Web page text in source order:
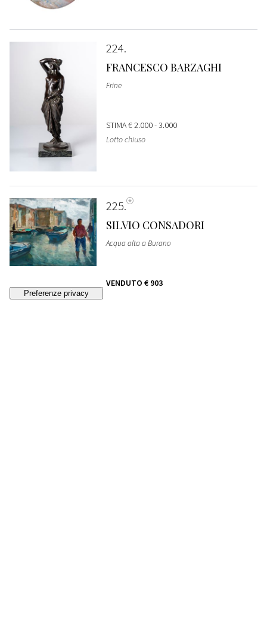
224
FRANCESCO BARZAGHI
Frine
STIMA€ 2.000 - 3.000
Lotto chiuso
225
SILVIO CONSADORI
Acqua alta a Burano
VENDUTO € 903